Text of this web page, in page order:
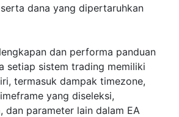
dana yang dipertaruhkan
dan performa panduan
setiap sistem trading memiliki
termasuk dampak timezone,
yang diseleksi,
dan parameter lain dalam EA